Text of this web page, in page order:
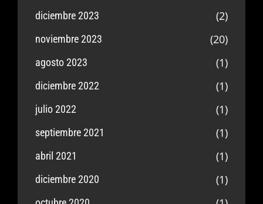
diciembre 2023 (2)
noviembre 2023 (20)
agosto 2023 (1)
diciembre 2022 (1)
julio 2022 (1)
septiembre 2021 (1)
abril 2021 (1)
diciembre 2020 (1)